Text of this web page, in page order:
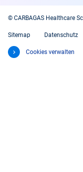
© CARBAGAS Healthcare
Sitemap Datenschutz
Cookies verwalten